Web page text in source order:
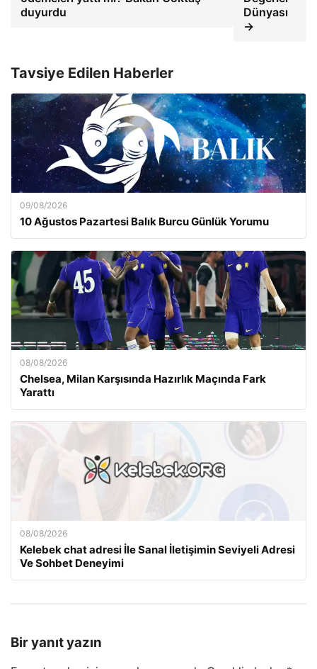
duyurdu
Dünyası
→
Tavsiye Edilen Haberler
09/08/2026
10 Ağustos Pazartesi Balık Burcu Günlük Yorumu
08/08/2026
Chelsea, Milan Karşısında Hazırlık Maçında Fark
Yarattı
08/08/2026
Kelebek chat adresi İle Sanal İletişimin Seviyeli Adresi
Ve Sohbet Deneyimi
Bir yanıt yazın